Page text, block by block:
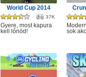
World Cup 2014
37K
Gyere, most kapura
kell lőnöd!
sok